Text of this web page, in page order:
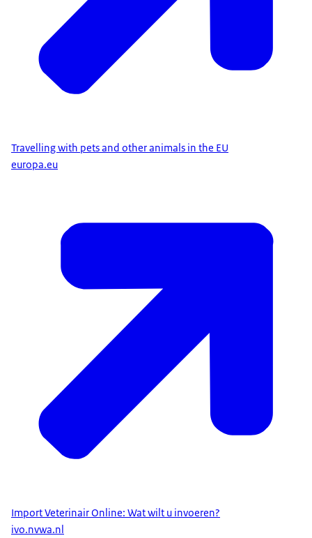
Travelling with pets and other animals in the EU
europa.eu
Import Veterinair Online: Wat wilt u invoeren?
ivo.nvwa.nl